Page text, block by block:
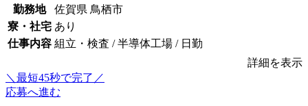
勤務地
佐賀県 鳥栖市
寮・社宅 あり
仕事内容 組立・検査 / 半導体工場 / 日勤
詳細を表示
＼最短45秒で完了／
応募へ進む